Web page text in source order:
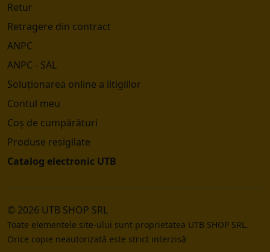
Retur
Retragere din contract
ANPC
ANPC - SAL
Soluționarea online a litigiilor
Contul meu
Coș de cumpărături
Produse resigilate
Catalog electronic UTB
© 2026 UTB SHOP SRL
Toate elementele site-ului sunt proprietatea UTB SHOP SRL.
Orice copie neautorizată este strict interzisă